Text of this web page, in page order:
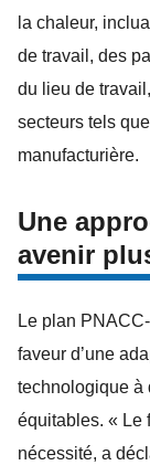
la chaleur,
de travail, des
du lieu de
secteurs tels
manufacturière.
Une
avenir
Le plan
faveur d’une
technologique à
équitables. « Le
nécessité, a